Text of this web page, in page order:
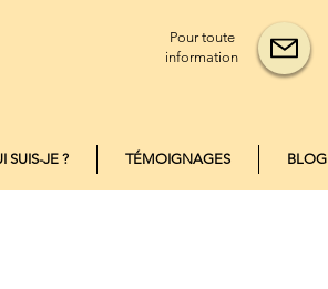
Pour toute
information
SUIS-JE ? TÉMOIGNAGES BLOG